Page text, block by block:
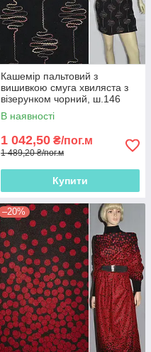
Кашемір пальтовий з
вишивкою смуга хвиляста з
візерунком чорний, ш.146
В наявності
1 042,50 ₴/пог.м
1 489,20 ₴/пог.м
Купити
–20%